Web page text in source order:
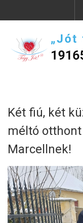
Két fiú, két
méltó
Marcellnek!